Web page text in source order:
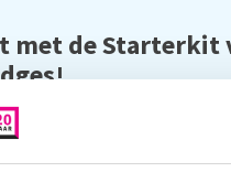
met de Starterkit
te beginnen met het